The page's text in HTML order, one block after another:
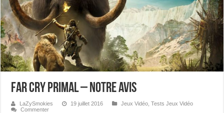
Far Cry Primal – Notre avis
LaZySmokies 19 juillet 2016 Jeux Vidéo ,Tests Jeux Vidéo
Commenter